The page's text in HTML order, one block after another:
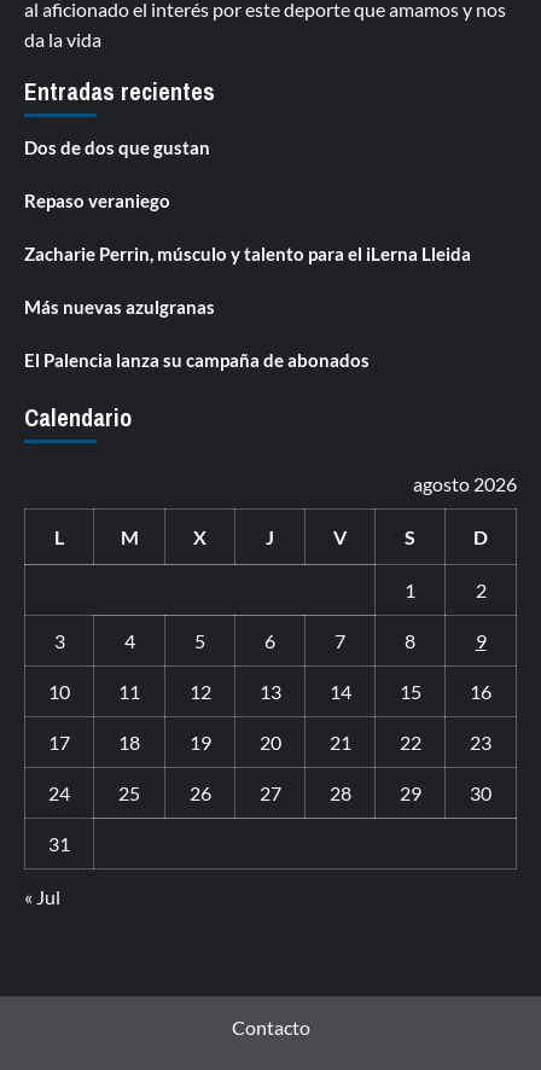
al aficionado el interés por este deporte que amamos y nos
da la vida
Entradas recientes
Dos de dos que gustan
Repaso veraniego
Zacharie Perrin, músculo y talento para el iLerna Lleida
Más nuevas azulgranas
El Palencia lanza su campaña de abonados
Calendario
agosto 2026
L M X J V S D
1 2
3 4 5 6 7 8 9
10 11 12 13 14 15 16
17 18 19 20 21 22 23
24 25 26 27 28 29 30
31
« Jul
Contacto